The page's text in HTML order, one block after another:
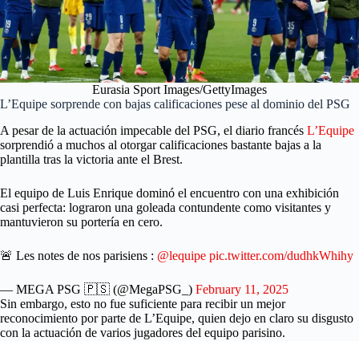
Eurasia Sport Images/GettyImages
L’Equipe sorprende con bajas calificaciones pese al dominio del PSG
A pesar de la actuación impecable del PSG, el diario francés L’Equipe
sorprendió a muchos al otorgar calificaciones bastante bajas a la
plantilla tras la victoria ante el Brest.
El equipo de Luis Enrique dominó el encuentro con una exhibición
casi perfecta: lograron una goleada contundente como visitantes y
mantuvieron su portería en cero.
🚨 Les notes de nos parisiens : @lequipe pic.twitter.com/dudhkWhihy
— MEGA PSG 🇵🇸 (@MegaPSG_) February 11, 2025
Sin embargo, esto no fue suficiente para recibir un mejor
reconocimiento por parte de L’Equipe, quien dejo en claro su disgusto
con la actuación de varios jugadores del equipo parisino.